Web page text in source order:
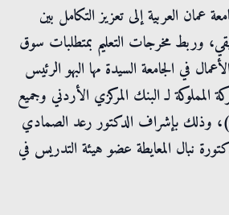
عمان العربية إلى تعزيز التكامل بين
وربط مخرجات التعليم بمتطلبات سوق
في الجامعة السيدة مها البهو الرئيس
المملوكة لـ البنك المركزي الأردني وجميع
وذلك بإشراف الدكتور رعد الصمادي
نبال المعايطة عضو هيئة التدريس في